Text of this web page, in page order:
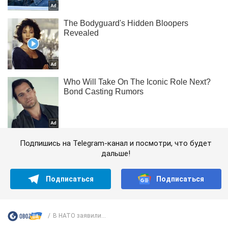
Подпишись на Telegram-канал и посмотри, что будет
дальше!
Подписаться Подписаться
В НАТО заявили...